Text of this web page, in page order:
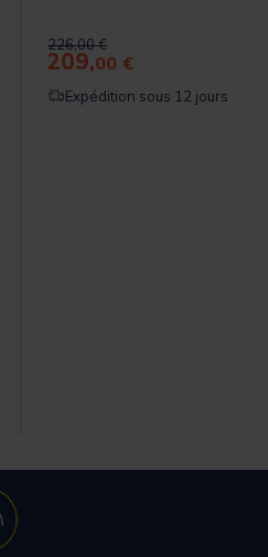
au panier
Price reduced from
226,00 €to
209,00 €
Expédition sous 12 jours